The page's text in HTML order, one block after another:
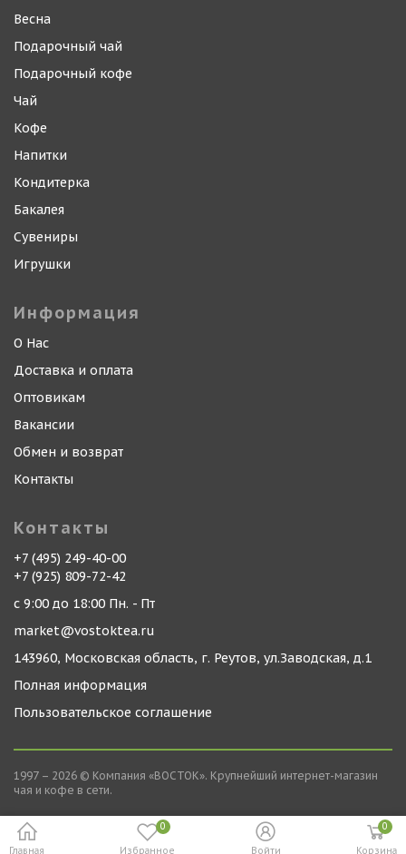
Главная
0
Избранное Войти
0
Корзина
Весна
Подарочный чай
Подарочный кофе
Чай
Кофе
Напитки
Кондитерка
Бакалея
Сувениры
Игрушки
Информация
О Нас
Доставка и оплата
Оптовикам
Вакансии
Обмен и возврат
Контакты
Контакты
+7 (495) 249-40-00
+7 (925) 809-72-42
с 9:00 до 18:00 Пн. - Пт
market@vostoktea.ru
143960, Московская область, г. Реутов, ул.Заводская, д.1
Полная информация
Пользовательское соглашение
1997 – 2026 © Компания «ВОСТОК». Крупнейший интернет-магазин
чая и кофе в сети.